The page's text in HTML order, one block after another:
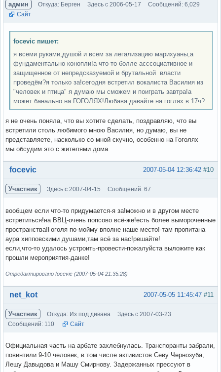
админ Откуда: Берген Здесь с 2006-05-17
Сообщений: 6,029
Сайт
focevic пишет:
я всеми руками,душой и всем за легализацию марихуаны,а
фундаментально конопли!а что-то болле асссоциативное и
защищенное от непредсказуемой и брутальной власти
проведём?я только за!сегодня встретил вокалиста Василия из
"человек и птица" я думаю мы сможем и поиграть завтра!а
может банально на ГОГОЛЯХ!Любава давайте на гоглях в 17ч?
я не очень поняла, что вы хотите сделать, поздравляю, что вы
встретили столь любимого мною Василия, но думаю, вы не
представляете, насколько со мной скучно, особенно на Гоголях
мы обсудим это с жителями дома
Вне форума #10
2007-05-04 12:36:42
focevic
Участник Здесь с 2007-04-15 Сообщений: 67
вообщем если что-то придумается-я за!можно и в другом месте
встретиться!на ВВЦ-очень попсово всё-же!есть более вымороченные
пространства!Гоголя по-мойму вполне наше место!-там пропитана
аура хипповскими душами,там всё за нас!решайте!
если,что-то удалось устроить-провести-пожалуйста выложите как
прошли мероприятия-данке!
Отредактировано focevic (2007-05-04 21:35:28)
Вне форума #11
2007-05-05 11:45:47
net_kot
Участник Откуда: Из под дивана
Здесь с 2007-03-23
Сообщений: 110
Сайт
Официальная часть на арбате захлебнулась. Транспоранты забрали,
повинтили 9-10 человек, в том числе активистов Севу Чернозуба,
Лешу Давыдова и Машу Смирнову. Задержанных прессуют в